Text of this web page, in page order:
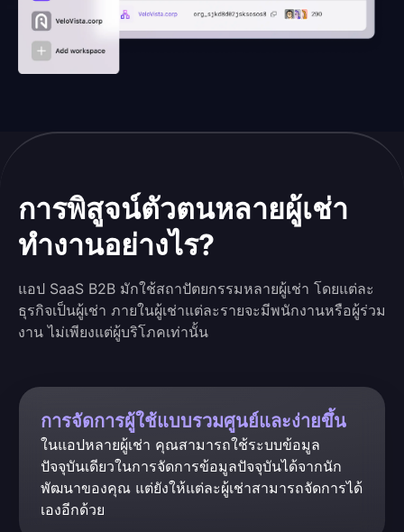
การพิสูจน์ตัวตนหลายผู้เช่า
ทำงานอย่างไร?
แอป SaaS B2B มักใช้สถาปัตยกรรมหลายผู้เช่า โดยแต่ละ
ธุรกิจเป็นผู้เช่า ภายในผู้เช่าแต่ละรายจะมีพนักงานหรือผู้ร่วม
งาน ไม่เพียงแต่ผู้บริโภคเท่านั้น
การจัดการผู้ใช้แบบรวมศูนย์และง่ายขึ้น
ในแอปหลายผู้เช่า คุณสามารถใช้ระบบข้อมูล
ปัจจุบันเดียวในการจัดการข้อมูลปัจจุบันได้จากนัก
พัฒนาของคุณ แต่ยังให้แต่ละผู้เช่าสามารถจัดการได้
เองอีกด้วย